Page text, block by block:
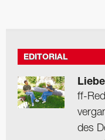
EDITORIAL
ff-
des